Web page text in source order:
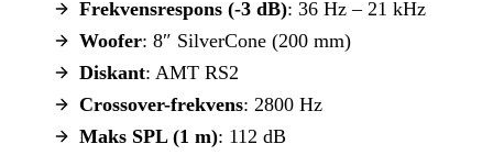
Frekvensrespons (-3 dB): 36 Hz – 21 kHz
Woofer: 8″ SilverCone (200 mm)
Diskant: AMT RS2
Crossover-frekvens: 2800 Hz
Maks SPL (1 m): 112 dB